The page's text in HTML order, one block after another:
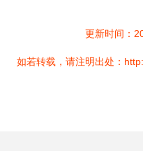
更新时间：
如若转载，请注明出处：